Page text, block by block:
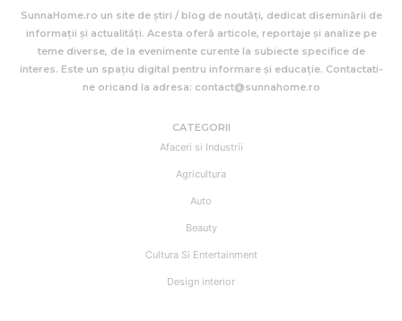
SunnaHome.ro un site de știri / blog de noutăți, dedicat diseminării de
informații și actualități. Acesta oferă articole, reportaje și analize pe
teme diverse, de la evenimente curente la subiecte specifice de
interes. Este un spațiu digital pentru informare și educație. Contactati-
ne oricand la adresa: contact@sunnahome.ro
CATEGORII
Afaceri si Industrii
Agricultura
Auto
Beauty
Cultura Si Entertainment
Design interior